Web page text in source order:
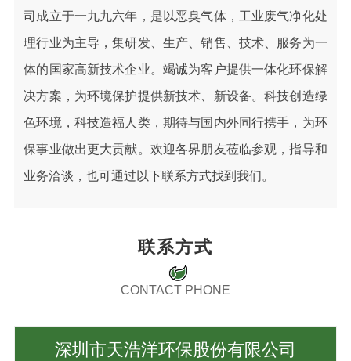
司成立于一九九六年，是以恶臭气体，工业废气净化处
理行业为主导，集研发、生产、销售、技术、服务为一
体的国家高新技术企业。竭诚为客户提供一体化环保解
决方案，为环境保护提供新技术、新设备。科技创造绿
色环境，科技造福人类，期待与国内外同行携手，为环
保事业做出更大贡献。欢迎各界朋友莅临参观，指导和
业务洽谈，也可通过以下联系方式找到我们。
联系方式
CONTACT PHONE
深圳市天浩洋环保股份有限公司